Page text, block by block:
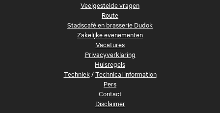
Veelgestelde vragen
Route
Stadscafé en brasserie Dudok
Zakelijke evenementen
Vacatures
Privacyverklaring
Huisregels
Techniek/Technical information
Pers
Contact
Disclaimer